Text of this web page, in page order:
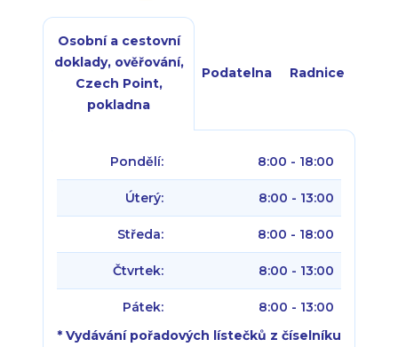
Osobní a cestovní
doklady, ověřování,
Czech Point,
pokladna
Podatelna Radnice
Pondělí: 8:00 - 18:00
Úterý: 8:00 - 13:00
Středa: 8:00 - 18:00
Čtvrtek: 8:00 - 13:00
Pátek:
8:00 - 13:00
* Vydávání pořadových lístečků z číselníku